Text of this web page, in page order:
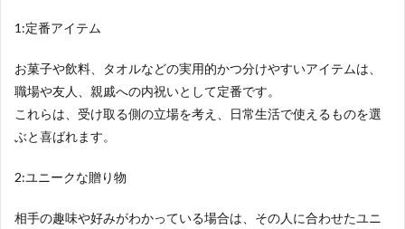
1:定番アイテム
お菓子や飲料、タオルなどの実用的かつ分けやすいアイテムは、
職場や友人、親戚への内祝いとして定番です。
これらは、受け取る側の立場を考え、日常生活で使えるものを選
ぶと喜ばれます。
2:ユニークな贈り物
相手の趣味や好みがわかっている場合は、その人に合わせたユニ